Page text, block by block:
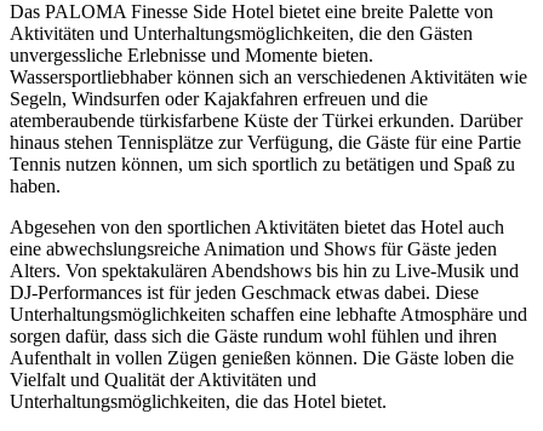
Das PALOMA Finesse Side Hotel bietet eine breite Palette von
Aktivitäten und Unterhaltungsmöglichkeiten, die den Gästen
unvergessliche Erlebnisse und Momente bieten.
Wassersportliebhaber können sich an verschiedenen Aktivitäten wie
Segeln, Windsurfen oder Kajakfahren erfreuen und die
atemberaubende türkisfarbene Küste der Türkei erkunden. Darüber
hinaus stehen Tennisplätze zur Verfügung, die Gäste für eine Partie
Tennis nutzen können, um sich sportlich zu betätigen und Spaß zu
haben.
Abgesehen von den sportlichen Aktivitäten bietet das Hotel auch
eine abwechslungsreiche Animation und Shows für Gäste jeden
Alters. Von spektakulären Abendshows bis hin zu Live-Musik und
DJ-Performances ist für jeden Geschmack etwas dabei. Diese
Unterhaltungsmöglichkeiten schaffen eine lebhafte Atmosphäre und
sorgen dafür, dass sich die Gäste rundum wohl fühlen und ihren
Aufenthalt in vollen Zügen genießen können. Die Gäste loben die
Vielfalt und Qualität der Aktivitäten und
Unterhaltungsmöglichkeiten, die das Hotel bietet.